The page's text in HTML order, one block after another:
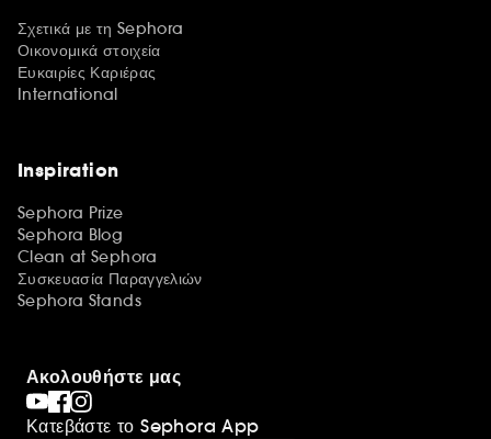
Σχετικά με τη Sephora
Οικονομικά στοιχεία
Ευκαιρίες Καριέρας
International
Inspiration
Sephora Prize
Sephora Blog
Clean at Sephora
Συσκευασία Παραγγελιών
Sephora Stands
Ακολουθήστε μας
Κατεβάστε το Sephora App